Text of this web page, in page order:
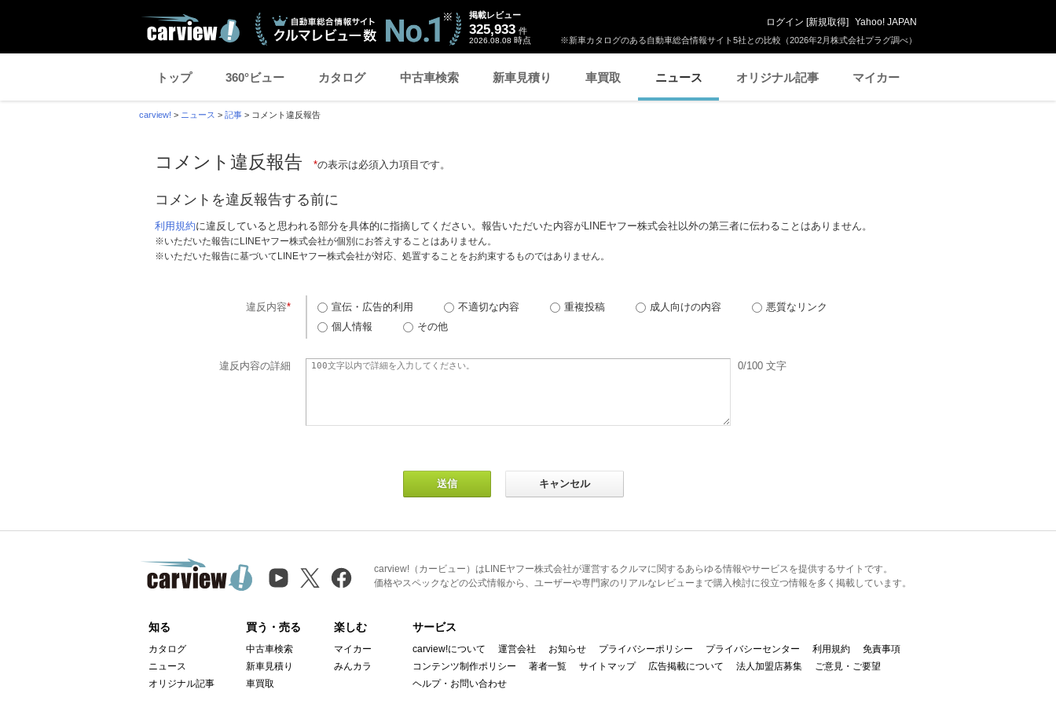
※新車カタログのある自動車総合情報サイト5社との比較（2026年2月株式会社プラグ調べ）
掲載レビュー
325,933 件
2026.08.08 時点
ログイン [新規取得] Yahoo! JAPAN
トップ 360°ビュー カタログ 中古車検索 新車見積り 車買取 ニュース オリジナル記事 マイカー
carview! > ニュース > 記事 > コメント違反報告
コメント違反報告 *の表示は必須入力項目です。
コメントを違反報告する前に
利用規約に違反していると思われる部分を具体的に指摘してください。報告いただいた内容がLINEヤフー株式会社以外の第三者に伝わることはありません。
※いただいた報告にLINEヤフー株式会社が個別にお答えすることはありません。
※いただいた報告に基づいてLINEヤフー株式会社が対応、処置することをお約束するものではありません。
違反内容* 宣伝・広告的利用 不適切な内容 重複投稿 成人向けの内容
悪質なリンク
個人情報
その他
違反内容の詳細 0/100 文字
carview!（カービュー）はLINEヤフー株式会社が運営するクルマに関するあらゆる情報やサービスを提供するサイトです。
価格やスペックなどの公式情報から、ユーザーや専門家のリアルなレビューまで購入検討に役立つ情報を多く掲載しています。
知る
カタログ
ニュース
オリジナル記事
買う・売る
中古車検索
新車見積り
車買取
楽しむ
マイカー
みんカラ
サービス
carview!について 運営会社 お知らせ プライバシーポリシー プライバシーセンター 利用規約
免責事項
コンテンツ制作ポリシー
著者一覧 サイトマップ 広告掲載について 法人加盟店募集
ご意見・ご要望
ヘルプ・お問い合わせ